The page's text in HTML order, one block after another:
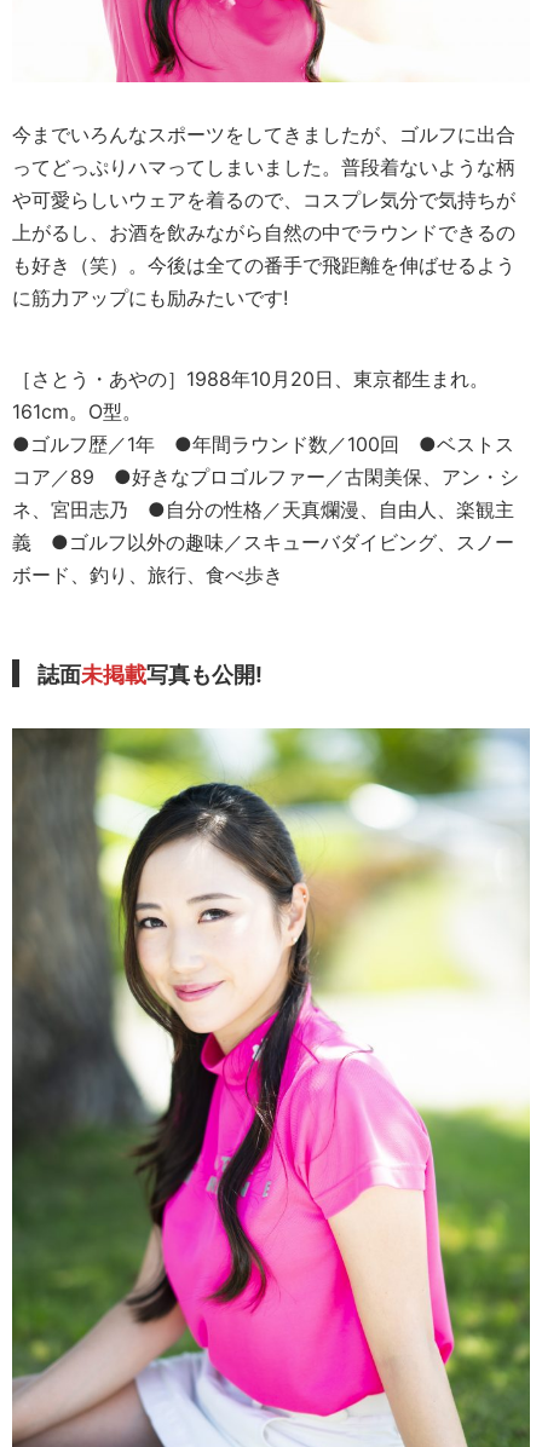
今までいろんなスポーツをしてきましたが、ゴルフに出合
ってどっぷりハマってしまいました。普段着ないような柄
や可愛らしいウェアを着るので、コスプレ気分で気持ちが
上がるし、お酒を飲みながら自然の中でラウンドできるの
も好き（笑）。今後は全ての番手で飛距離を伸ばせるよう
に筋力アップにも励みたいです!
［さとう・あやの］1988年10月20日、東京都生まれ。
161cm。O型。
●ゴルフ歴／1年 ●年間ラウンド数／100回 ●ベストス
コア／89 ●好きなプロゴルファー／古閑美保、アン・シ
ネ、宮田志乃 ●自分の性格／天真爛漫、自由人、楽観主
義 ●ゴルフ以外の趣味／スキューバダイビング、スノー
ボード、釣り、旅行、食べ歩き
誌面未掲載写真も公開!